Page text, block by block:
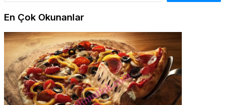
En Çok Okunanlar